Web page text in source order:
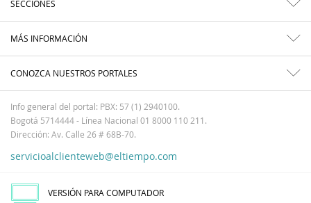
SECCIONES
MÁS INFORMACIÓN
CONOZCA NUESTROS PORTALES
Info general del portal: PBX: 57 (1) 2940100.
Bogotá 5714444 - Línea Nacional 01 8000 110 211.
Dirección: Av. Calle 26 # 68B-70.
servicioalclienteweb@eltiempo.com
VERSIÓN PARA COMPUTADOR